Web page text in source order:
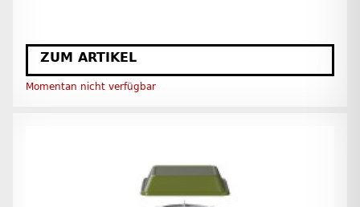
ZUM ARTIKEL
Momentan nicht verfügbar